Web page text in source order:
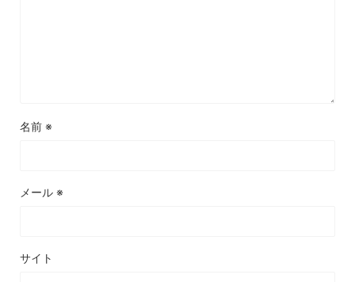
名前 ※
メール ※
サイト